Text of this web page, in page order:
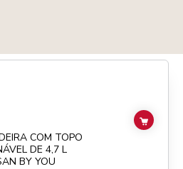
INCLINÁVEL DE 4,7 L ARTISAN BY
COM TOPO
DE 4,7 L
BY YOU
ADD